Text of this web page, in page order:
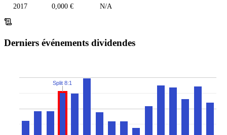
2017 0,000 € N/A
Derniers événements dividendes
Split 8:1